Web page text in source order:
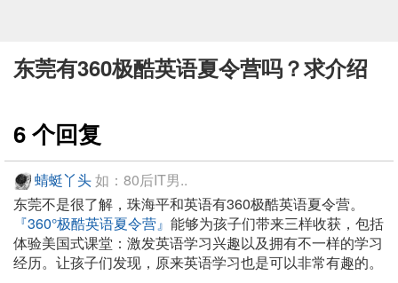
东莞有360极酷英语夏令营吗？求介绍
6 个回复
蜻蜓丫头如：80后IT男..
东莞不是很了解，珠海平和英语有360极酷英语夏令营。
『360°极酷英语夏令营』 能够为孩子们带来三样收获，包括
体验美国式课堂：激发英语学习兴趣以及拥有不一样的学习
经历。让孩子们发现，原来英语学习也是可以非常有趣的。